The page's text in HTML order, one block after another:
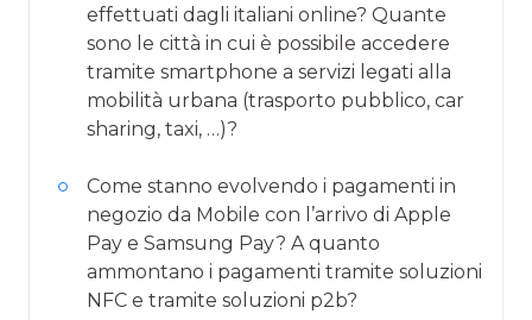
effettuati dagli italiani online? Quante
sono le città in cui è possibile accedere
tramite smartphone a servizi legati alla
mobilità urbana (trasporto pubblico, car
sharing, taxi, …)?
Come stanno evolvendo i pagamenti in
negozio da Mobile con l’arrivo di Apple
Pay e Samsung Pay? A quanto
ammontano i pagamenti tramite soluzioni
NFC e tramite soluzioni p2b?